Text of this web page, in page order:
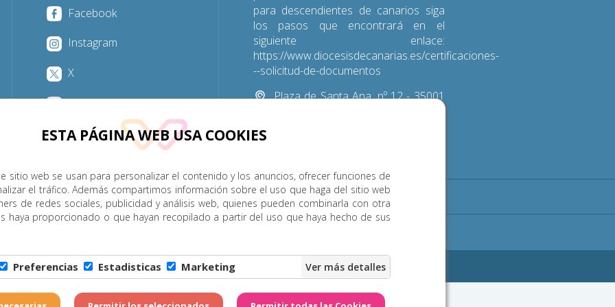
ESTA PÁGINA WEB USA COOKIES
sitio web se usan para personalizar el contenido y los anuncios, ofrecer funciones de
el tráfico. Además compartimos información sobre el uso que haga del sitio web
de redes sociales, publicidad y análisis web, quienes pueden combinarla con otra
haya proporcionado o que hayan recopilado a partir del uso que haya hecho de sus
Preferencias Estadisticas Marketing
Facebook
Instagram
X
YouTube
para descendientes de canarios siga
los pasos que encontrará en el
siguiente enlace:
https://www.diocesisdecanarias.es/certificaciones-
--solicitud-de-documentos
Plaza de Santa Ana, nº 12 - 35001
P. Menor Cumplimiento Transparencia Horarios de misa Noticias Contacto
- Diócesis de Canarias. Todos los derechos reservados Página realizada por Web Las Palmas